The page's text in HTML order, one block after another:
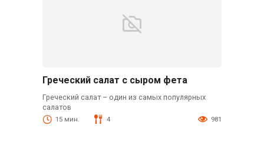
Греческий салат с сыром фета
Греческий салат – один из самых популярных
салатов
15 мин. 4 981